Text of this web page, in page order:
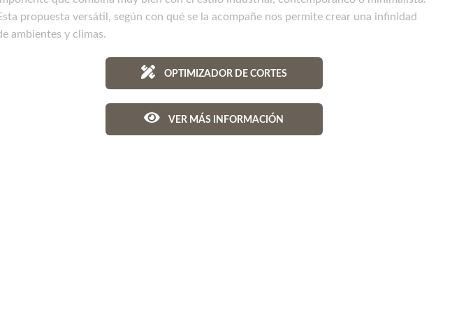
propuesta versátil, según con qué se la acompañe nos permite crear una infinidad
ambientes y climas.
OPTIMIZADOR DE CORTES
VER MÁS INFORMACIÓN